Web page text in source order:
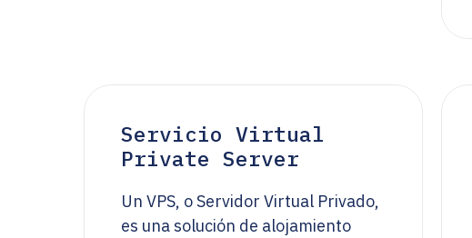
Servicio Virtual
Private Server
Un VPS, o Servidor Virtual Privado,
es una solución de alojamiento